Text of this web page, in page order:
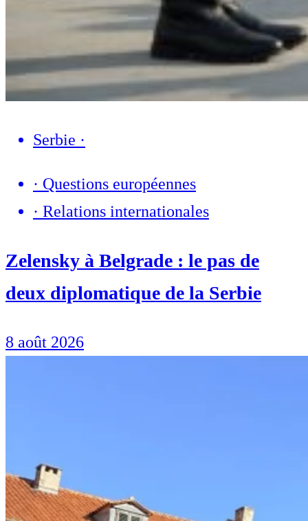
Serbie ·
· Questions européennes
· Relations internationales
Zelensky à Belgrade : le pas de
deux diplomatique de la Serbie
8 août 2026